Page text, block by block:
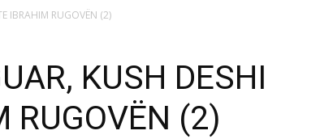
IBRAHIM RUGOVËN (2)
KUSH DESHI
RUGOVËN (2)